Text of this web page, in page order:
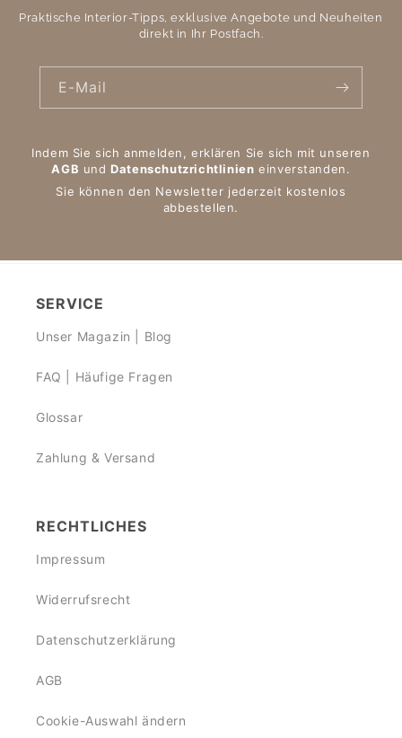
Praktische Interior-Tipps, exklusive Angebote und Neuheiten
direkt in Ihr Postfach.
E-Mail
Indem Sie sich anmelden, erklären Sie sich mit unseren
AGB undDatenschutzrichtlinien einverstanden.
Sie können den Newsletter jederzeit kostenlos
abbestellen.
SERVICE
Unser Magazin | Blog
FAQ | Häufige Fragen
Glossar
Zahlung & Versand
RECHTLICHES
Impressum
Widerrufsrecht
Datenschutzerklärung
AGB
Cookie-Auswahl ändern